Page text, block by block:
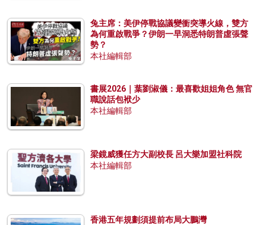
兔主席：美伊停戰協議變衝突導火線，雙方
為何重啟戰爭？伊朗一早洞悉特朗普虛張聲
勢？
本社編輯部
書展2026｜葉劉淑儀：最喜歡姐姐角色 無官
職說話包袱少
本社編輯部
梁鏡威獲任方大副校長 呂大樂加盟社科院
本社編輯部
香港五年規劃須提前布局大鵬灣